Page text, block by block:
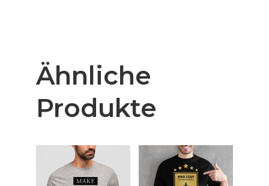
Ähnliche
Produkte